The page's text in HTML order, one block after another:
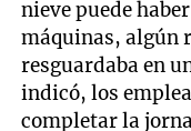
nieve puede
máquinas, algún
resguardaba en
indicó, los
completar la